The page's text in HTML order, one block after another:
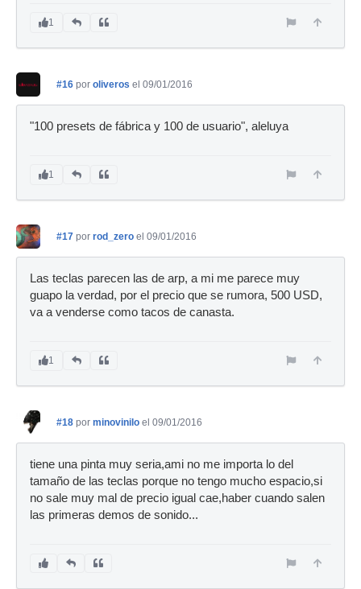
1
#16 por oliveros el 09/01/2016
"100 presets de fábrica y 100 de usuario", aleluya
1
#17 por rod_zero el 09/01/2016
Las teclas parecen las de arp, a mi me parece muy
guapo la verdad, por el precio que se rumora, 500 USD,
va a venderse como tacos de canasta.
1
#18 por minovinilo el 09/01/2016
tiene una pinta muy seria,ami no me importa lo del
tamaño de las teclas porque no tengo mucho espacio,si
no sale muy mal de precio igual cae,haber cuando salen
las primeras demos de sonido...